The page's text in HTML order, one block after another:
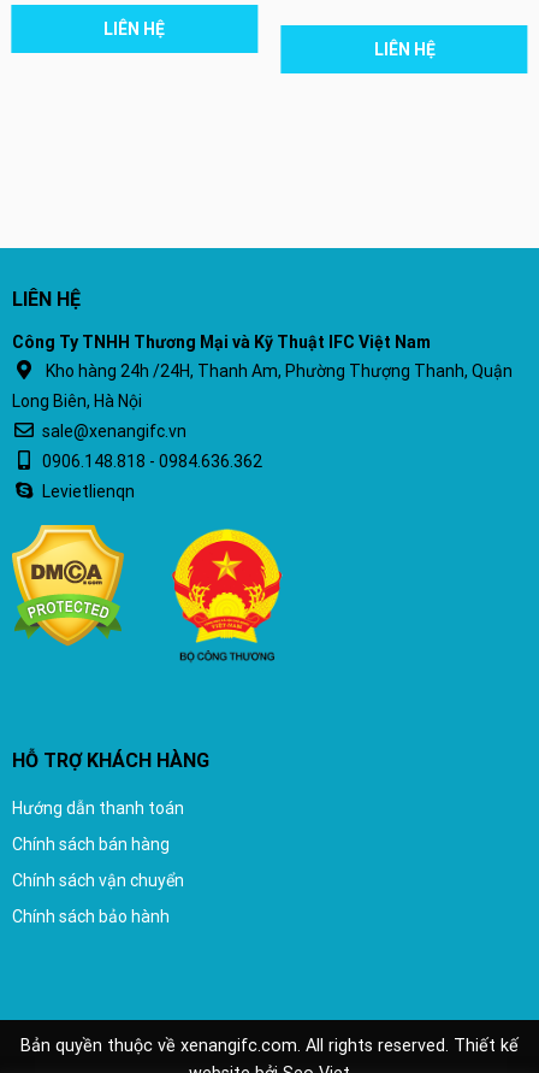
LIÊN HỆ
LIÊN HỆ
LIÊN HỆ
Công Ty TNHH Thương Mại và Kỹ Thuật IFC Việt Nam
Kho hàng 24h /24H, Thanh Am, Phường Thượng Thanh, Quận
Long Biên, Hà Nội
sale@xenangifc.vn
0906.148.818 - 0984.636.362
Levietlienqn
HỖ TRỢ KHÁCH HÀNG
Hướng dẫn thanh toán
Chính sách bán hàng
Chính sách vận chuyển
Chính sách bảo hành
Bản quyền thuộc về xenangifc.com. All rights reserved. Thiết kế